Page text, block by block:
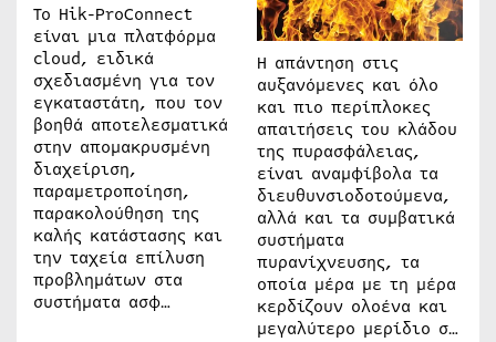
Το Hik-ProConnect
είναι μια πλατφόρμα
cloud, ειδικά
σχεδιασμένη για τον
εγκαταστάτη, που τον
βοηθά αποτελεσματικά
στην απομακρυσμένη
διαχείριση,
παραμετροποίηση,
παρακολούθηση της
καλής κατάστασης και
την ταχεία επίλυση
προβλημάτων στα
συστήματα ασφ…
Η απάντηση στις
αυξανόμενες και όλο
και πιο περίπλοκες
απαιτήσεις του κλάδου
της πυρασφάλειας,
είναι αναμφίβολα τα
διευθυνσιοδοτούμενα,
αλλά και τα συμβατικά
συστήματα
πυρανίχνευσης, τα
οποία μέρα με τη μέρα
κερδίζουν ολοένα και
μεγαλύτερο μερίδιο σ…